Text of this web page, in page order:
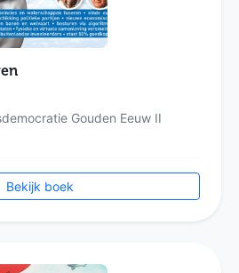
Gouden Eeuw II
Bekijk boek